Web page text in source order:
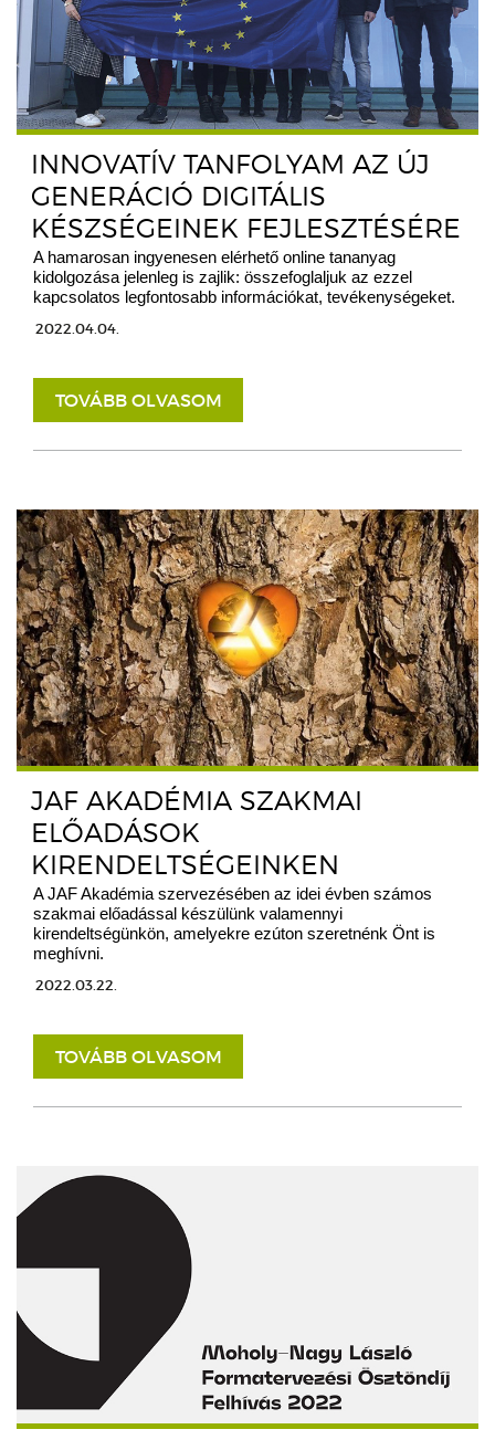
INNOVATÍV TANFOLYAM AZ ÚJ
GENERÁCIÓ DIGITÁLIS
KÉSZSÉGEINEK FEJLESZTÉSÉRE
A hamarosan ingyenesen elérhető online tananyag
kidolgozása jelenleg is zajlik: összefoglaljuk az ezzel
kapcsolatos legfontosabb információkat, tevékenységeket.
2022.04.04.
TOVÁBB OLVASOM
JAF AKADÉMIA SZAKMAI
ELŐADÁSOK
KIRENDELTSÉGEINKEN
A JAF Akadémia szervezésében az idei évben számos
szakmai előadással készülünk valamennyi
kirendeltségünkön, amelyekre ezúton szeretnénk Önt is
meghívni.
2022.03.22.
TOVÁBB OLVASOM